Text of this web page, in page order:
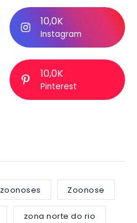
10,0K
Instagram
10,0K
Pinterest
zoonoses Zoonose
zona norte do rio